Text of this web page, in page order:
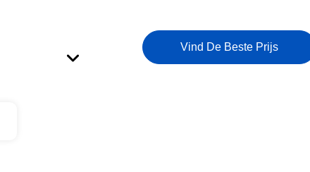
Vind De Beste Prijs